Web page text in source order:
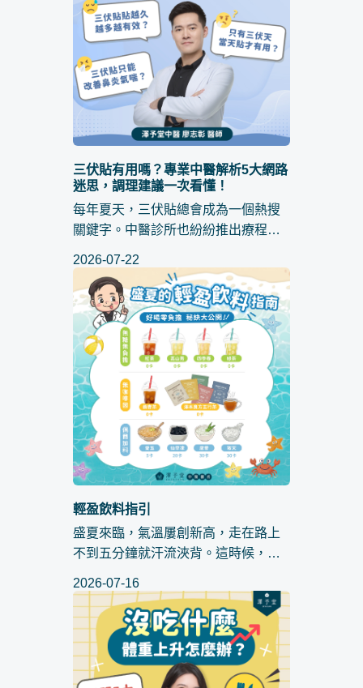
三伏貼有用嗎？專業中醫解析5大網路
迷思，調理建議一次看懂！
每年夏天，三伏貼總會成為一個熱搜
關鍵字。中醫診所也紛紛推出療程，
季」。但不少人也會懷疑 三伏貼有用
嗎 ？真的能改善體質，讓人冬天不感
冒、不過敏嗎？有人甚至貼了...
2026-07-22
輕盈飲料指引
盛夏來臨，氣溫屢創新高，走在路上
不到五分鐘就汗流浹背。這時候，來
生最大救贖！然而，看著菜單上密密
麻麻的品項，心中卻不免升起一股罪
惡感：「這杯喝下去，這週的運動是
不...
2026-07-16